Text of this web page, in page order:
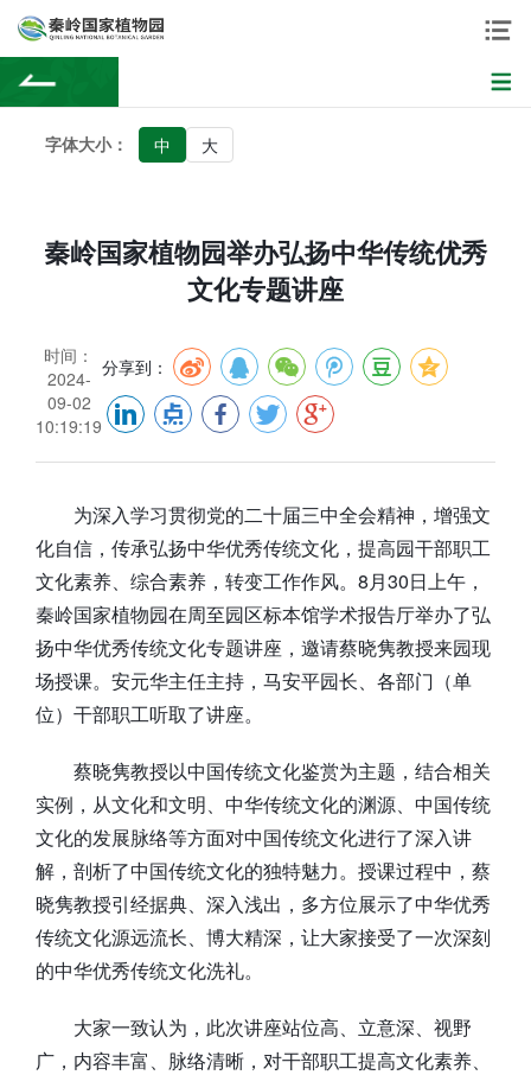
字体大小： 中 大
秦岭国家植物园举办弘扬中华传统优秀
文化专题讲座
时间：
2024-
09-02
10:19:19
分享到：
为深入学习贯彻党的二十届三中全会精神，增强文
化自信，传承弘扬中华优秀传统文化，提高园干部职工
文化素养、综合素养，转变工作作风。8月30日上午，
秦岭国家植物园在周至园区标本馆学术报告厅举办了弘
扬中华优秀传统文化专题讲座，邀请蔡晓隽教授来园现
场授课。安元华主任主持，马安平园长、各部门（单
位）干部职工听取了讲座。
蔡晓隽教授以中国传统文化鉴赏为主题，结合相关
实例，从文化和文明、中华传统文化的渊源、中国传统
文化的发展脉络等方面对中国传统文化进行了深入讲
解，剖析了中国传统文化的独特魅力。授课过程中，蔡
晓隽教授引经据典、深入浅出，多方位展示了中华优秀
传统文化源远流长、博大精深，让大家接受了一次深刻
的中华优秀传统文化洗礼。
大家一致认为，此次讲座站位高、立意深、视野
广，内容丰富、脉络清晰，对干部职工提高文化素养、